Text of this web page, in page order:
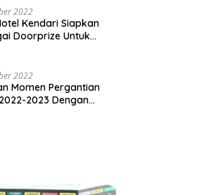
2022
Kendari Siapkan
Doorprize Untuk
2022
Momen Pergantian
2023 Dengan